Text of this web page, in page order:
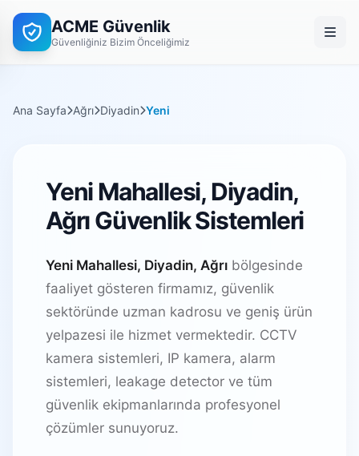
ACME Güvenlik
Güvenliğiniz Bizim Önceliğimiz
Ana Sayfa Ağrı Diyadin Yeni
Yeni Mahallesi, Diyadin,
Ağrı Güvenlik Sistemleri
Yeni Mahallesi, Diyadin, Ağrı bölgesinde
faaliyet gösteren firmamız, güvenlik
sektöründe uzman kadrosu ve geniş ürün
yelpazesi ile hizmet vermektedir. CCTV
kamera sistemleri, IP kamera, alarm
sistemleri, leakage detector ve tüm
güvenlik ekipmanlarında profesyonel
çözümler sunuyoruz.